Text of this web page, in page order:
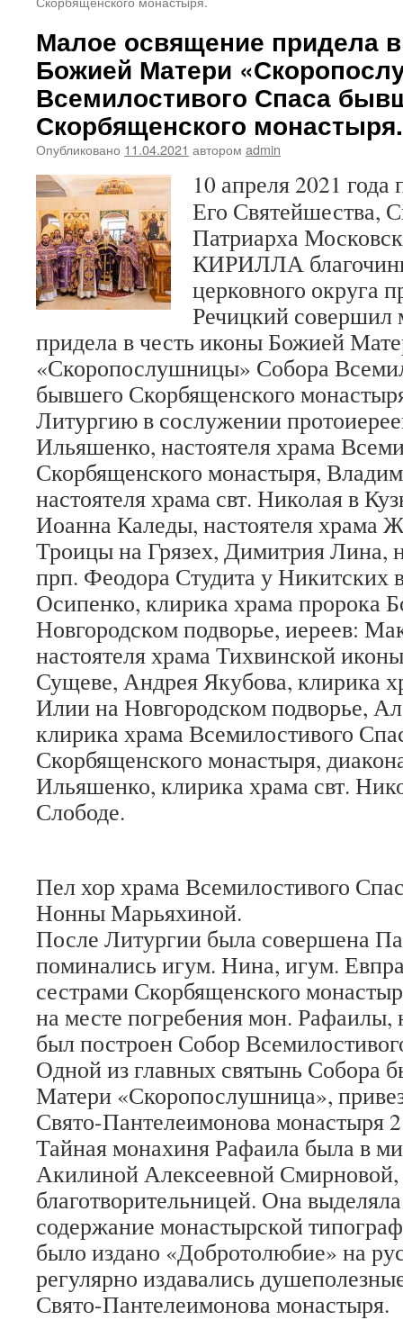
Малое освящение придела
Божией Матери
Всемилостивого Спаса
Скорбященского монастыря.
Опубликовано 11.04.2021 автором admin
10 апреля 2021
Его Святейшества,
Патриарха
КИРИЛЛА
церковного округа
Речицкий совершил
придела в честь иконы Божией
«Скоропослушницы» Собора
бывшего Скорбященского
Литургию в сослужении
Ильяшенко, настоятеля храма
Скорбященского монастыря,
настоятеля храма свт. Николая в
Иоанна Каледы, настоятеля храма
Троицы на Грязех, Димитрия Лина,
прп. Феодора Студита у Никитских
Осипенко, клирика храма пророка
Новгородском подворье, иереев:
настоятеля храма Тихвинской
Сущеве, Андрея Якубова, клирика
Илии на Новгородском подворье,
клирика храма Всемилостивого
Скорбященского монастыря,
Ильяшенко, клирика храма свт.
Слободе.
Пел хор храма Всемилостивого
Нонны Марьяхиной.
После Литургии была совершена
поминались игум. Нина, игум.
сестрами Скорбященского
на месте погребения мон. Рафаилы,
был построен Собор
Одной из главных святынь Собора
Матери «Скоропослушница»,
Свято-Пантелеимонова монастыря
Тайная монахиня Рафаила была в
Акилиной Алексеевной Смирновой,
благотворительницей. Она
содержание монастырской
было издано «Добротолюбие» на
регулярно издавались
Свято-Пантелеимонова монастыря.